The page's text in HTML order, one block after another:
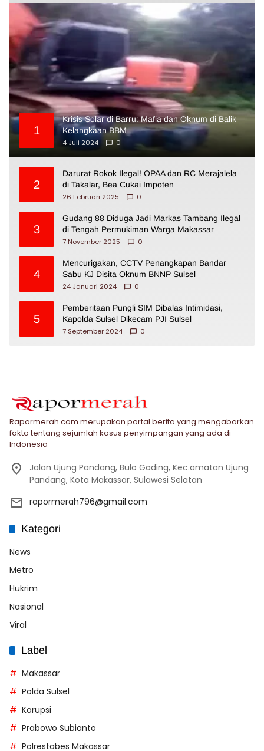
1
Krisis Solar di Barru: Mafia dan Oknum di Balik
Kelangkaan BBM
4 Juli 2024
0
2
Darurat Rokok Ilegal! OPAA dan RC Merajalela
di Takalar, Bea Cukai Impoten
26 Februari 2025
0
3
Gudang 88 Diduga Jadi Markas Tambang Ilegal
di Tengah Permukiman Warga Makassar
7 November 2025
0
4
Mencurigakan, CCTV Penangkapan Bandar
Sabu KJ Disita Oknum BNNP Sulsel
24 Januari 2024
0
5
Pemberitaan Pungli SIM Dibalas Intimidasi,
Kapolda Sulsel Dikecam PJI Sulsel
7 September 2024
0
Rapormerah.com merupakan portal berita yang mengabarkan
fakta tentang sejumlah kasus penyimpangan yang ada di
Indonesia
Jalan Ujung Pandang, Bulo Gading, Kec.amatan Ujung
Pandang, Kota Makassar, Sulawesi Selatan
rapormerah796@gmail.com
Kategori
News
Metro
Hukrim
Nasional
Viral
Label
Makassar
Polda Sulsel
Korupsi
Prabowo Subianto
Polrestabes Makassar